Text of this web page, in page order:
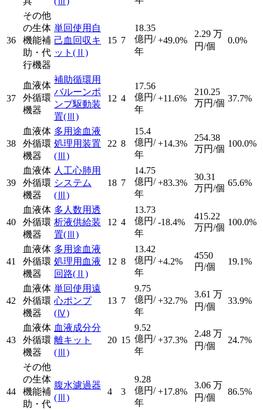
36
その他
の生体
機能補
助・代
行機器
単回使用自
己血回収キ
ット (Ⅱ)
15 7
18.35
億円/
年
+49.0%
2.29 万
円/個
0.0%
37
血液体
外循環
機器
補助循環用
バルーンポ
ンプ駆動装
置(Ⅲ)
12 4
17.56
億円/
年
+11.6%
210.25
万円/個 37.7%
38
血液体
外循環
機器
多用途血液
処理用装置
(Ⅲ)
22 8
15.4
億円/
年
+14.3%
254.38
万円/個
100.0%
39
血液体
外循環
機器
人工心肺用
システム
(Ⅲ)
18 7
14.75
億円/
年
+83.3%
30.31
万円/個
65.6%
40
血液体
外循環
機器
多人数用透
析液供給装
置(Ⅲ)
12 4
13.73
億円/
年
-18.4%
415.22
万円/個
100.0%
41
血液体
外循環
機器
多用途血液
処理用血液
回路(Ⅱ)
12 8
13.42
億円/
年
+4.2%
4550
円/個
19.1%
42
血液体
外循環
機器
単回使用遠
心ポンプ
(Ⅳ)
13 7
9.75
億円/
年
+32.7%
3.61 万
円/個
33.9%
43
血液体
外循環
機器
血液成分分
離キット
(Ⅲ)
20 15
9.52
億円/
年
+37.3%
2.48 万
円/個
24.7%
44
その他
の生体
機能補
助・代
腹水濾過器
(Ⅲ)
4 3
9.28
億円/
年
+17.8%
3.06 万
円/個
86.5%